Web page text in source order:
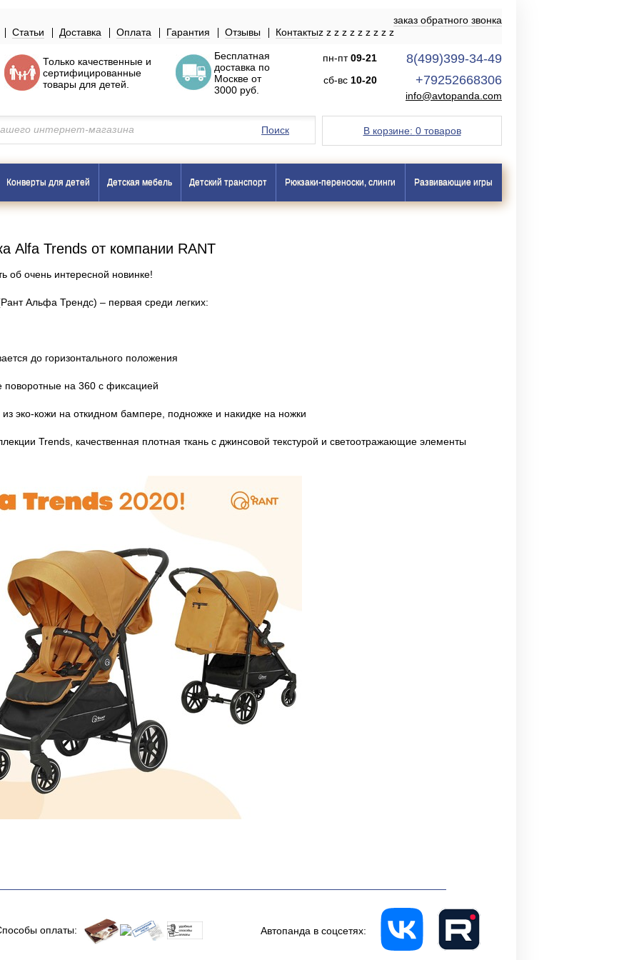
заказ обратного звонка
z z z z z
Статьи z
Доставка z
Оплата z
Гарантия z
Отзывы z
Контакты
Только качественные и
сертифицированные
товары для детей.
Бесплатная
доставка по
Москве от
3000 руб.
пн-пт09-21
сб-вс 10-20
8(499)399-34-49
+79252668306
info@avtopanda.com
В корзине: 0 товаров
Поиск
Конверты для детей Детская мебель Детский транспорт Рюкзаки-переноски, слинги Развивающие игры
Alfa Trends от компании RANT
об очень интересной новинке!
Альфа Трендс) – первая среди легких:
до горизонтального положения
на 360 с фиксацией
кожи на откидном бампере, подножке и накидке на ножки
Trends, качественная плотная ткань с джинсовой текстурой и светоотражающие элементы
оплаты: Автопанда в соцсетях: